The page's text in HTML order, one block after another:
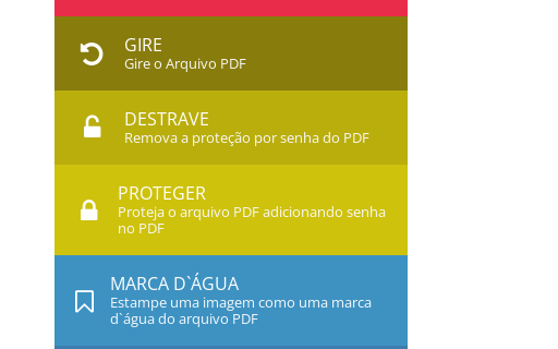
GIRE
Gire o Arquivo PDF
DESTRAVE
Remova a proteção por senha do PDF
PROTEGER
Proteja o arquivo PDF adicionando senha
no PDF
MARCA D`ÁGUA
Estampe uma imagem como uma marca
d`água do arquivo PDF